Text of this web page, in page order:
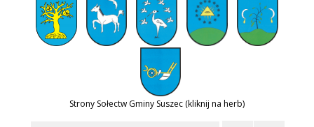
Strony Sołectw Gminy Suszec (kliknij na herb)